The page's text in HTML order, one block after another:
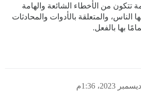
تتكون من الأخطاء الشائعة والهامة
الناس، والمتعلقة بالأدوات والمحادثات
بها بالفعل.